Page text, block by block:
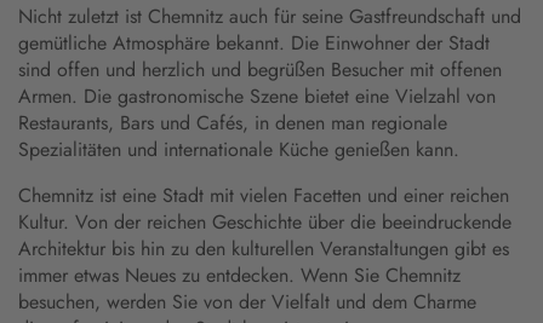
Nicht zuletzt ist Chemnitz auch für seine Gastfreundschaft und
gemütliche Atmosphäre bekannt. Die Einwohner der Stadt
sind offen und herzlich und begrüßen Besucher mit offenen
Armen. Die gastronomische Szene bietet eine Vielzahl von
Restaurants, Bars und Cafés, in denen man regionale
Spezialitäten und internationale Küche genießen kann.
Chemnitz ist eine Stadt mit vielen Facetten und einer reichen
Kultur. Von der reichen Geschichte über die beeindruckende
Architektur bis hin zu den kulturellen Veranstaltungen gibt es
immer etwas Neues zu entdecken. Wenn Sie Chemnitz
besuchen, werden Sie von der Vielfalt und dem Charme